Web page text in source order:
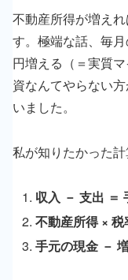
不動産所得が増え
す。極端な話、毎
円増える（＝実質
資なんてやらない
いました。
私が知りたかった計
収入 － 支出 ＝
不動産所得 ×
手元の現金 －